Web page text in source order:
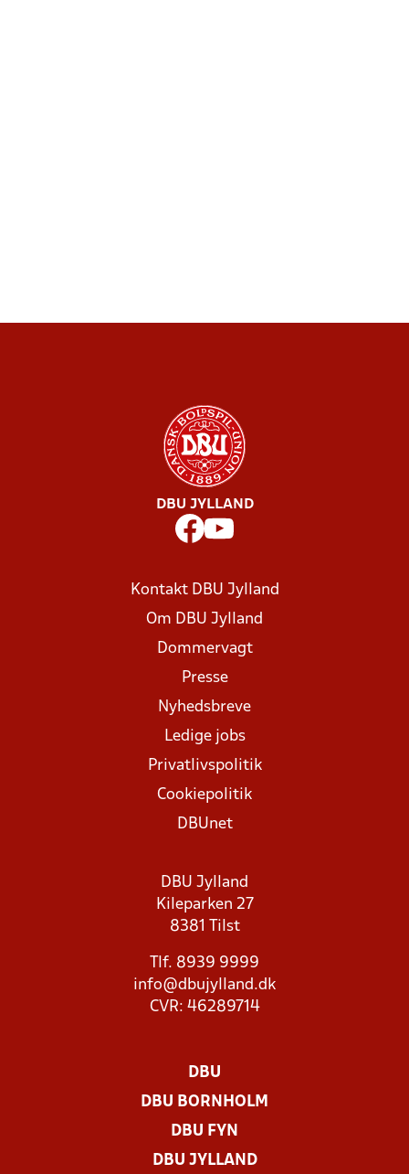
DBU JYLLAND
Kontakt DBU Jylland
Om DBU Jylland
Dommervagt
Presse
Nyhedsbreve
Ledige jobs
Privatlivspolitik
Cookiepolitik
DBUnet
DBU Jylland
Kileparken 27
8381 Tilst
Tlf. 8939 9999
info@dbujylland.dk
CVR: 46289714
DBU
DBU BORNHOLM
DBU FYN
DBU JYLLAND